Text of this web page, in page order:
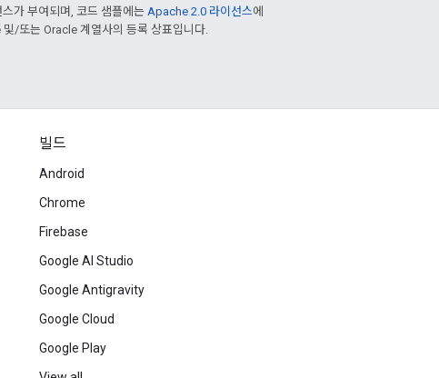
가 부여되며, 코드 샘플에는 Apache 2.0 라이선스에
/또는 Oracle 계열사의 등록 상표입니다.
빌드
Android
Chrome
Firebase
Google AI Studio
Google Antigravity
Google Cloud
Google Play